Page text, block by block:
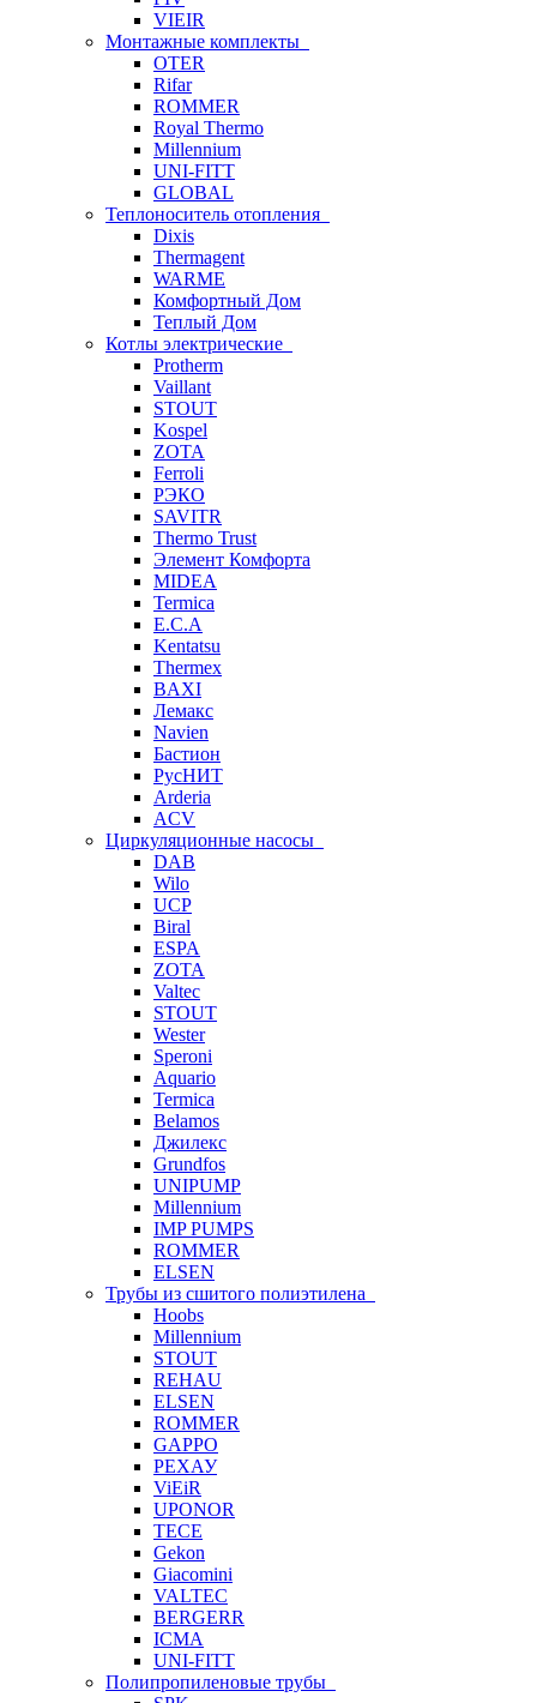
VIEIR
Монтажные комплекты
OTER
Rifar
ROMMER
Royal Thermo
Millennium
UNI-FITT
GLOBAL
Теплоноситель отопления
Dixis
Thermagent
WARME
Комфортный Дом
Теплый Дом
Котлы электрические
Protherm
Vaillant
STOUT
Kospel
ZOTA
Ferroli
РЭКО
SAVITR
Thermo Trust
Элемент Комфорта
MIDEA
Termica
E.C.A
Kentatsu
Thermex
BAXI
Лемакс
Navien
Бастион
РусНИТ
Arderia
ACV
Циркуляционные насосы
DAB
Wilo
UCP
Biral
ESPA
ZOTA
Valtec
STOUT
Wester
Speroni
Aquario
Termica
Belamos
Джилекс
Grundfos
UNIPUMP
Millennium
IMP PUMPS
ROMMER
ELSEN
Трубы из сшитого полиэтилена
Hoobs
Millennium
STOUT
REHAU
ELSEN
ROMMER
GAPPO
РЕХАУ
ViEiR
UPONOR
TECE
Gekon
Giacomini
VALTEC
BERGERR
ICMA
UNI-FITT
Полипропиленовые трубы